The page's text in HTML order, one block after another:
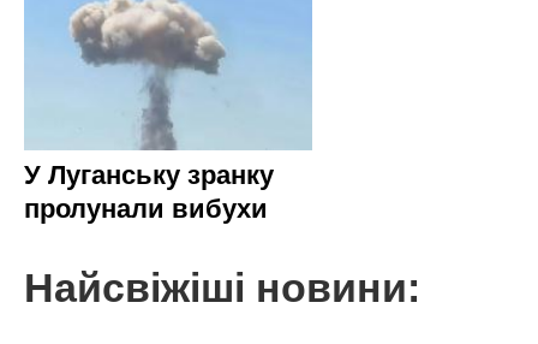
У Луганську зранку
пролунали вибухи
Найсвіжіші новини: